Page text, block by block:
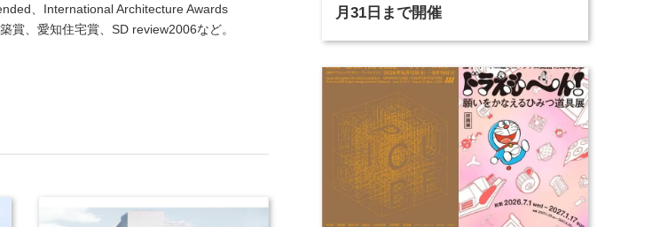
、International Architecture Awards
賞、愛知住宅賞、SD review2006など。
月31日まで開催